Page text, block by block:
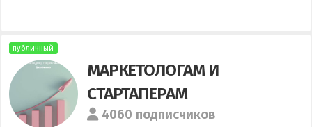
публичный
МАРКЕТОЛОГАМ И
СТАРТАПЕРАМ
4060 подписчиков